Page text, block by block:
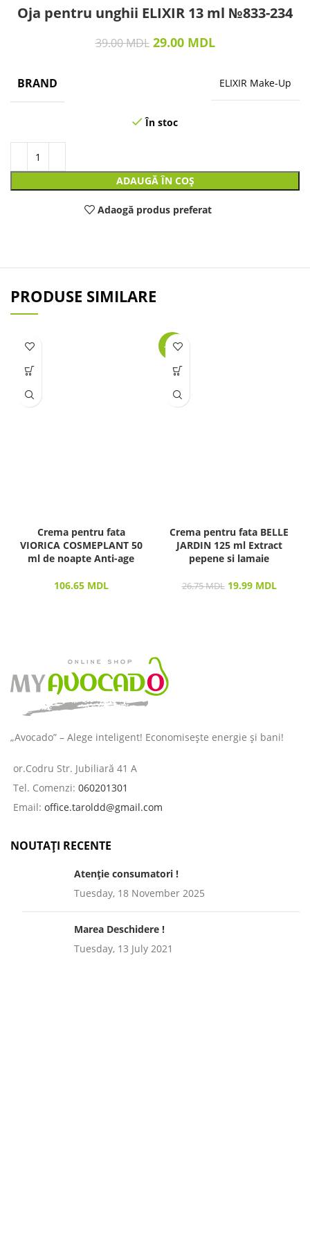
Oja pentru unghii ELIXIR 13 ml №833-234
39.00MDL 29.00 MDL
BRAND ELIXIR Make-Up
În stoc
ADAUGĂ ÎN COȘ
Adaogă produs preferat
PRODUSE SIMILARE
Crema pentru fata
VIORICA COSMEPLANT 50
ml de noapte Anti-age
106.65 MDL
-25%
Crema pentru fata BELLE
JARDIN 125 ml Extract
pepene si lamaie
26.75MDL 19.99 MDL
„Avocado” – Alege inteligent! Economisește energie și bani!
or.Codru Str. Jubiliară 41 A
Tel. Comenzi: 060201301
Email: office.taroldd@gmail.com
NOUTAȚI RECENTE
Atenție consumatori !
Tuesday, 18 November 2025
Marea Deschidere !
Tuesday, 13 July 2021